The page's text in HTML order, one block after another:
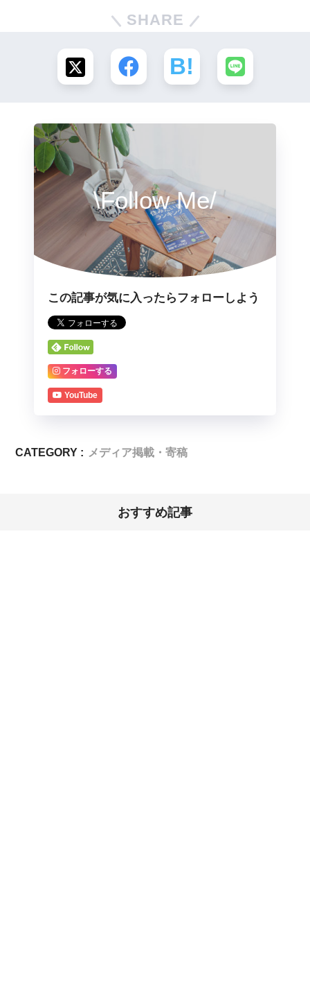
SHARE
\Follow Me/
この記事が気に入ったらフォローしよう
フォローする
YouTube
CATEGORY : メディア掲載・寄稿
おすすめ記事